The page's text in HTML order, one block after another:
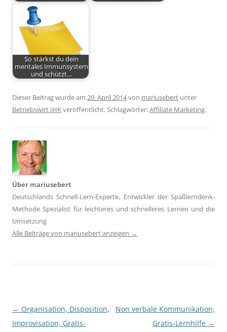
So stärkst du dein
mentales Immunsystem
und schützt…
Dieser Beitrag wurde am 29. April 2014von mariusebert unter
Betriebswirt IHKveröffentlicht. Schlagwörter:Affiliate Marketing.
Über mariusebert
Deutschlands Schnell-Lern-Experte, Entwickler der Spaßlerndenk-
Methode Spezialist für leichteres und schnelleres Lernen und die
Umsetzung
Alle Beiträge von mariusebert anzeigen →
Beitragsnavigation
← Organisation, Disposition,
Improvisation, Gratis-
Non verbale Kommunikation,
Gratis-Lernhilfe →